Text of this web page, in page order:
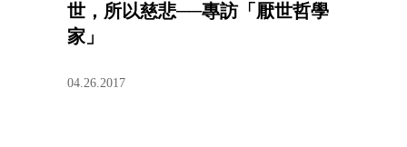
世，所以慈悲──專訪「厭世哲學
家」
04.26.2017